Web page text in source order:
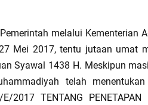
melalui Kementerian
Mei 2017, tentu jutaan umat
Syawal 1438 H. Meskipun
telah
2017 TENTANG